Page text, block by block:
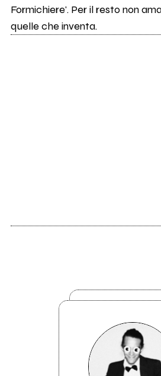
Formichiere'. Per il resto non
quelle che inventa.